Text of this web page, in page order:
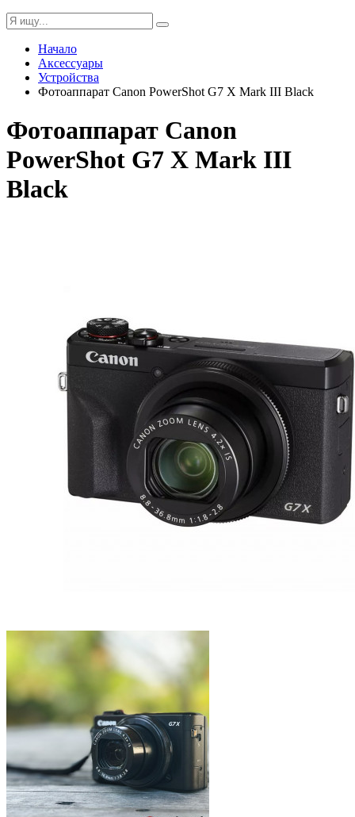
Начало
Аксессуары
Устройства
Фотоаппарат Canon PowerShot G7 X Mark III Black
Фотоаппарат Canon
PowerShot G7 X Mark III
Black